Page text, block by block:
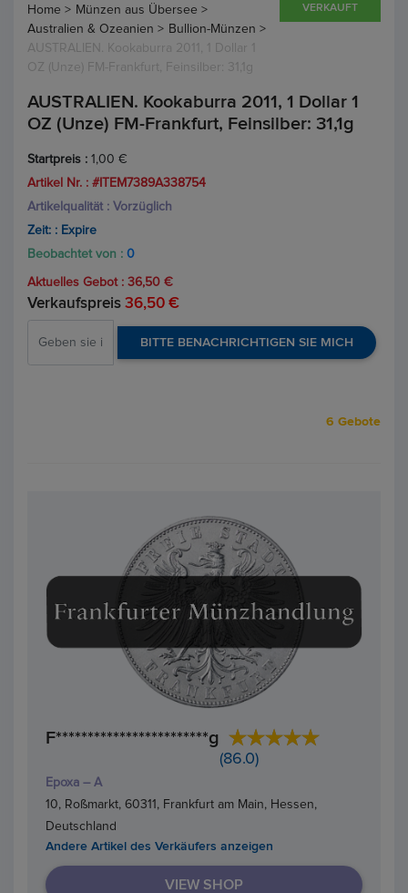
Home > Münzen aus Übersee >
Australien & Ozeanien > Bullion-Münzen >
AUSTRALIEN. Kookaburra 2011, 1 Dollar 1
OZ (Unze) FM-Frankfurt, Feinsilber: 31,1g
VERKAUFT
AUSTRALIEN. Kookaburra 2011, 1 Dollar 1
OZ (Unze) FM-Frankfurt, Feinsilber: 31,1g
Startpreis : 1,00 €
Artikel Nr. : #ITEM7389A338754
Artikelqualität : Vorzüglich
Zeit: : Expire
Beobachtet von : 0
Aktuelles Gebot : 36,50 €
Verkaufspreis 36,50 €
BITTE BENACHRICHTIGEN SIE MICH
6 Gebote
F************************g
(86.0)
Epoxa – A
10, Roßmarkt, 60311, Frankfurt am Main, Hessen,
Deutschland
Andere Artikel des Verkäufers anzeigen
VIEW SHOP